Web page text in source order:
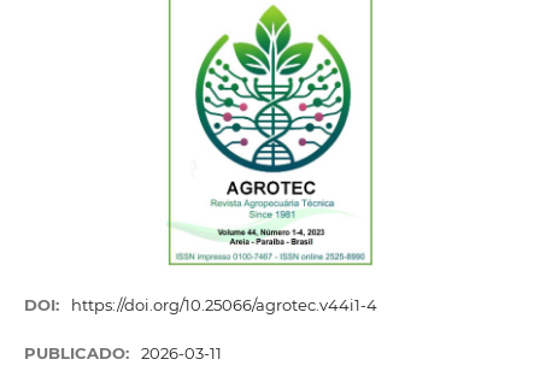
DOI: https://doi.org/10.25066/agrotec.v44i1-4
PUBLICADO: 2026-03-11